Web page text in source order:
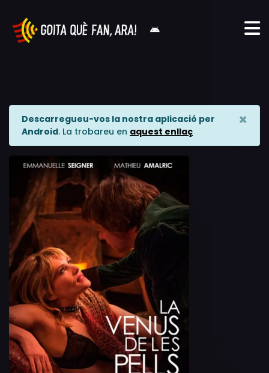
Descarregueu-vos la nostra aplicació per
Android. La trobareu en aquest enllaç
×